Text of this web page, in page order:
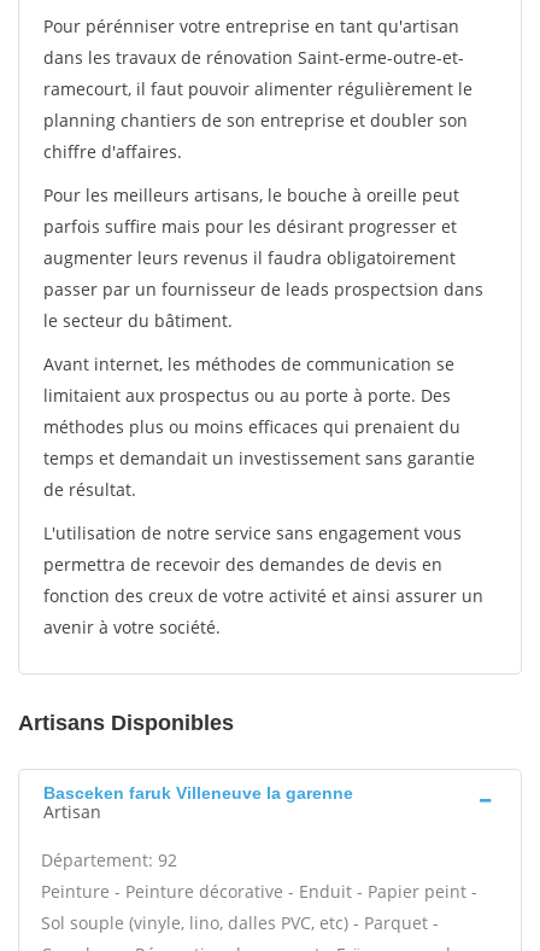
Pour pérénniser votre entreprise en tant qu'artisan
dans les travaux de rénovation Saint-erme-outre-et-
ramecourt, il faut pouvoir alimenter régulièrement le
planning chantiers de son entreprise et doubler son
chiffre d'affaires.
Pour les meilleurs artisans, le bouche à oreille peut
parfois suffire mais pour les désirant progresser et
augmenter leurs revenus il faudra obligatoirement
passer par un fournisseur de leads prospectsion dans
le secteur du bâtiment.
Avant internet, les méthodes de communication se
limitaient aux prospectus ou au porte à porte. Des
méthodes plus ou moins efficaces qui prenaient du
temps et demandait un investissement sans garantie
de résultat.
L'utilisation de notre service sans engagement vous
permettra de recevoir des demandes de devis en
fonction des creux de votre activité et ainsi assurer un
avenir à votre société.
Artisans Disponibles
Basceken faruk Villeneuve la garenne
Artisan
Département: 92
Peinture - Peinture décorative - Enduit - Papier peint -
Sol souple (vinyle, lino, dalles PVC, etc) - Parquet -